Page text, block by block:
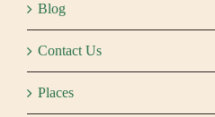
Blog
Contact Us
Places